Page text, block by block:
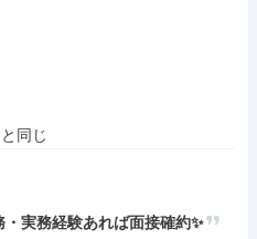
・実務経験あれば面接確約✨